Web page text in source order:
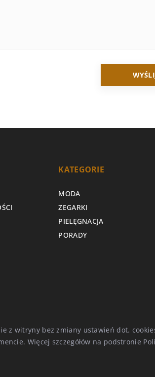
KATEGORIE
MODA
ZEGARKI
PIELĘGNACJA
PORADY
z witryny bez zmiany ustawień dot.
Więcej szczegółów na podstronie